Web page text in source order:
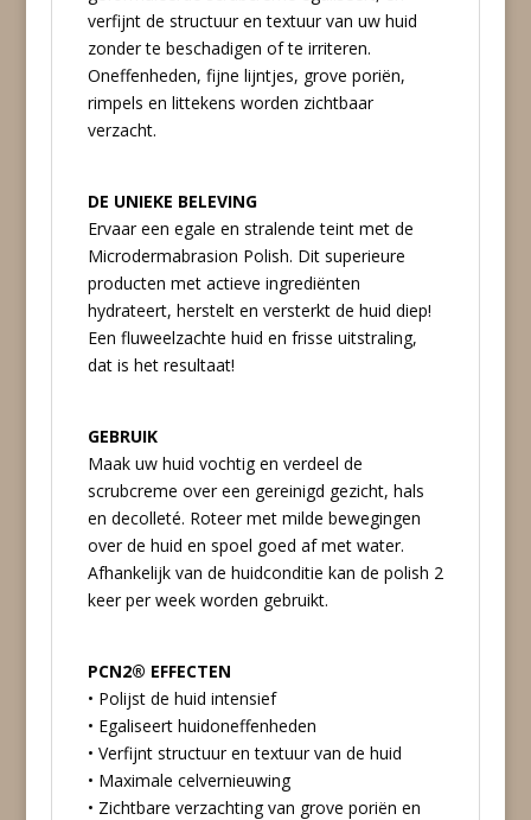
verfijnt de structuur en textuur van uw huid
zonder te beschadigen of te irriteren.
Oneffenheden, fijne lijntjes, grove poriën,
rimpels en littekens worden zichtbaar
verzacht.
DE UNIEKE BELEVING
Ervaar een egale en stralende teint met de
Microdermabrasion Polish. Dit superieure
producten met actieve ingrediënten
hydrateert, herstelt en versterkt de huid diep!
Een fluweelzachte huid en frisse uitstraling,
dat is het resultaat!
GEBRUIK
Maak uw huid vochtig en verdeel de
scrubcreme over een gereinigd gezicht, hals
en decolleté. Roteer met milde bewegingen
over de huid en spoel goed af met water.
Afhankelijk van de huidconditie kan de polish 2
keer per week worden gebruikt.
PCN2® EFFECTEN
• Polijst de huid intensief
• Egaliseert huidoneffenheden
• Verfijnt structuur en textuur van de huid
• Maximale celvernieuwing
• Zichtbare verzachting van grove poriën en